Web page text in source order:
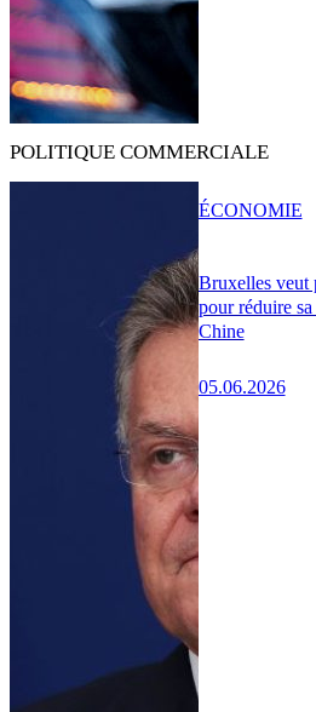
POLITIQUE COMMERCIALE
Bruxelles veut
pour réduire
Chine
05.06.2026
ÉCONOMIE